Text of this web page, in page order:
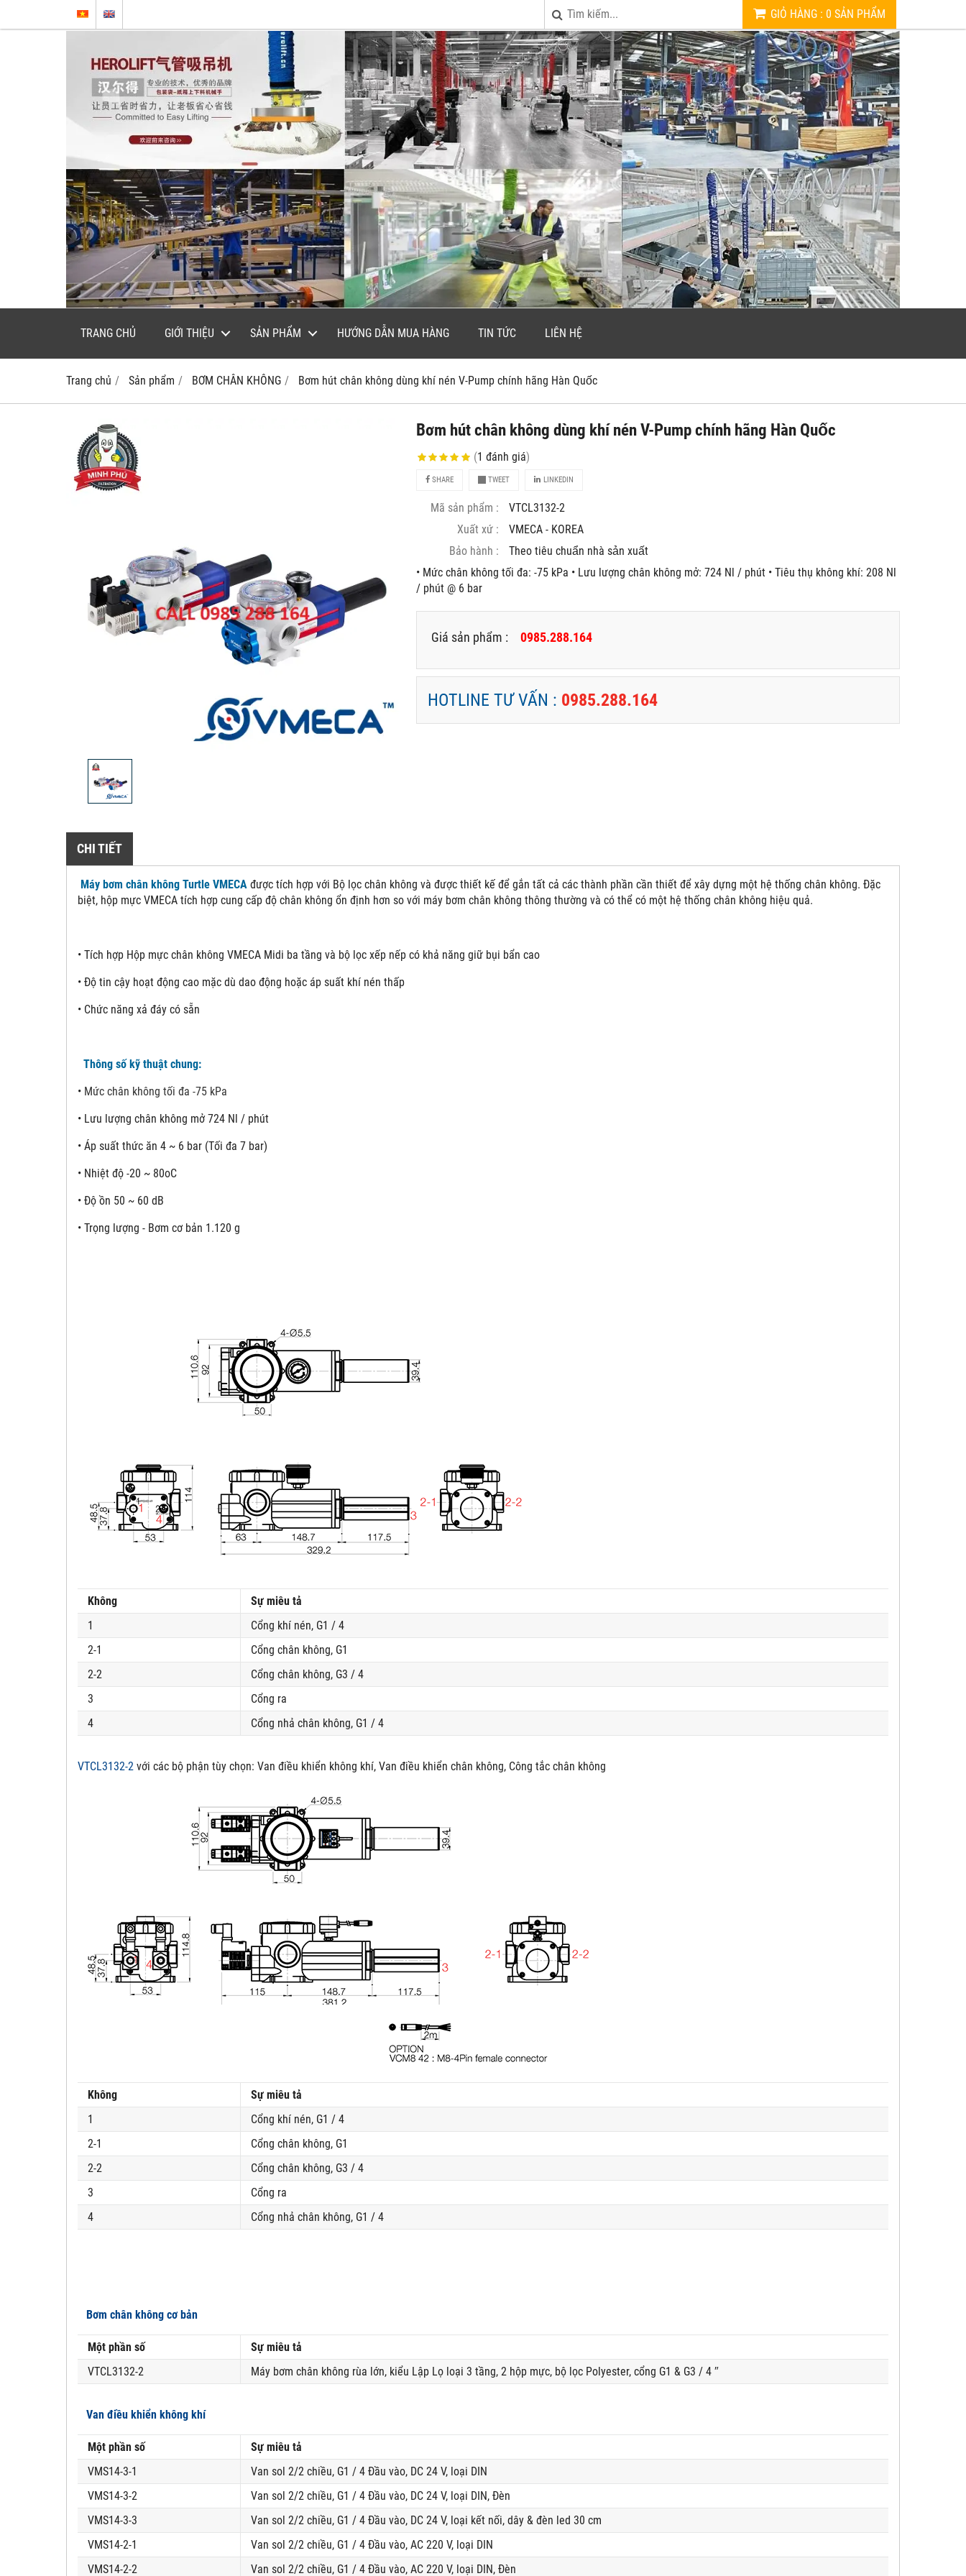
GIỎ HÀNG : 0 SẢN PHẨM
TRANG CHỦ GIỚI THIỆU SẢN PHẨM HƯỚNG DẪN MUA HÀNG TIN TỨC LIÊN HỆ
Trang chủ Sản phẩm BƠM CHÂN KHÔNG Bơm hút chân không dùng khí nén V-Pump chính hãng Hàn Quốc
Bơm hút chân không dùng khí nén V-Pump chính hãng Hàn Quốc
(1đánh giá)
SHARE TWEET LINKEDIN
Mã sản phẩm :
VTCL3132-2
Xuất xứ :
VMECA - KOREA
Bảo hành :
Theo tiêu chuẩn nhà sản xuất
• Mức chân không tối đa: -75 kPa • Lưu lượng chân không mở: 724 Nl / phút • Tiêu thụ không khí: 208 Nl
/ phút @ 6 bar
Giá sản phẩm : 0985.288.164
HOTLINE TƯ VẤN : 0985.288.164
CHI TIẾT
Máy bơm chân không Turtle VMECA được tích hợp với Bộ lọc chân không và được thiết kế để gắn tất cả các thành phần cần thiết để xây dựng một hệ thống chân không. Đặc
biệt, hộp mực VMECA tích hợp cung cấp độ chân không ổn định hơn so với máy bơm chân không thông thường và có thể có một hệ thống chân không hiệu quả.
• Tích hợp Hộp mực chân không VMECA Midi ba tầng và bộ lọc xếp nếp có khả năng giữ bụi bẩn cao
• Độ tin cậy hoạt động cao mặc dù dao động hoặc áp suất khí nén thấp
• Chức năng xả đáy có sẵn
Thông số kỹ thuật chung:
• Mức chân không tối đa -75 kPa
• Lưu lượng chân không mở 724 Nl / phút
• Áp suất thức ăn 4 ~ 6 bar (Tối đa 7 bar)
• Nhiệt độ -20 ~ 80oC
• Độ ồn 50 ~ 60 dB
• Trọng lượng - Bơm cơ bản 1.120 g
Không
Sự miêu tả
1
Cổng khí nén, G1 / 4
2-1
Cổng chân không, G1
2-2
Cổng chân không, G3 / 4
3
Cổng ra
4
Cổng nhả chân không, G1 / 4
VTCL3132-2 với các bộ phận tùy chọn: Van điều khiển không khí, Van điều khiển chân không, Công tắc chân không
Không
Sự miêu tả
1
Cổng khí nén, G1 / 4
2-1
Cổng chân không, G1
2-2
Cổng chân không, G3 / 4
3
Cổng ra
4
Cổng nhả chân không, G1 / 4
Bơm chân không cơ bản
Một phần số
Sự miêu tả
VTCL3132-2
Máy bơm chân không rùa lớn, kiểu Lập Lọ loại 3 tầng, 2 hộp mực, bộ lọc Polyester, cổng G1 & G3 / 4 ″
Van điều khiển không khí
Một phần số
Sự miêu tả
VMS14-3-1
Van sol 2/2 chiều, G1 / 4 Đầu vào, DC 24 V, loại DIN
VMS14-3-2
Van sol 2/2 chiều, G1 / 4 Đầu vào, DC 24 V, loại DIN, Đèn
VMS14-3-3
Van sol 2/2 chiều, G1 / 4 Đầu vào, DC 24 V, loại kết nối, dây & đèn led 30 cm
VMS14-2-1
Van sol 2/2 chiều, G1 / 4 Đầu vào, AC 220 V, loại DIN
VMS14-2-2
Van sol 2/2 chiều, G1 / 4 Đầu vào, AC 220 V, loại DIN, Đèn